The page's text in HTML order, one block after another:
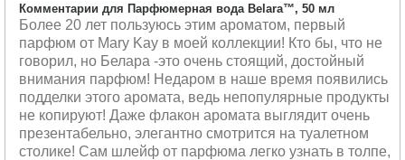
Комментарии для Парфюмерная вода Belara™, 50 мл
Более 20 лет пользуюсь этим ароматом, первый
парфюм от Mary Kay в моей коллекции! Кто бы, что не
говорил, но Белара -это очень стоящий, достойный
внимания парфюм! Недаром в наше время появились
подделки этого аромата, ведь непопулярные продукты
не копируют! Даже флакон аромата выглядит очень
презентабельно, элегантно смотрится на туалетном
столике! Сам шлейф от парфюма легко узнать в толпе,